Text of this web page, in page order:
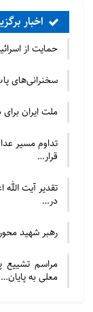
اخبار
حمایت از
سخنرانی‌های
ملت ایران
تداوم مسیر
قرار…
تقدیر آیت
در…
رهبر شهید
مراسم تشییع
معلی به پایان…